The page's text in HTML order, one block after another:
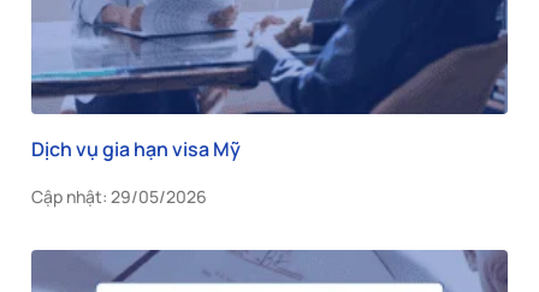
Dịch vụ gia hạn visa Mỹ
Cập nhật: 29/05/2026